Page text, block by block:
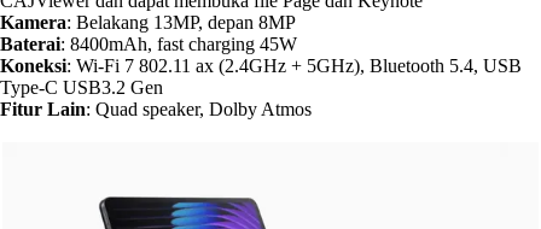
Kamera: Belakang 13MP, depan 8MP
Baterai: 8400mAh, fast charging 45W
Koneksi: Wi-Fi 7 802.11 ax (2.4GHz + 5GHz), Bluetooth 5.4, USB
Type-C USB3.2 Gen
Fitur Lain: Quad speaker, Dolby Atmos